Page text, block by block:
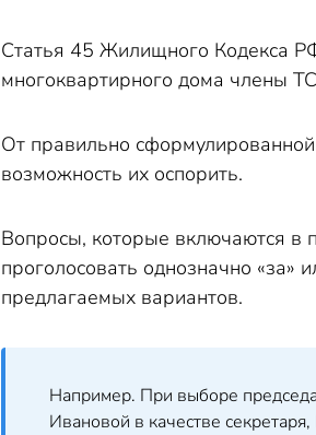
Статья 45 Жилищного Кодекса
многоквартирного дома члены
От правильно
возможность их оспорить.
Вопросы, которые включаются
проголосовать однозначно
предлагаемых вариантов.
Например. При выборе
Ивановой в качестве